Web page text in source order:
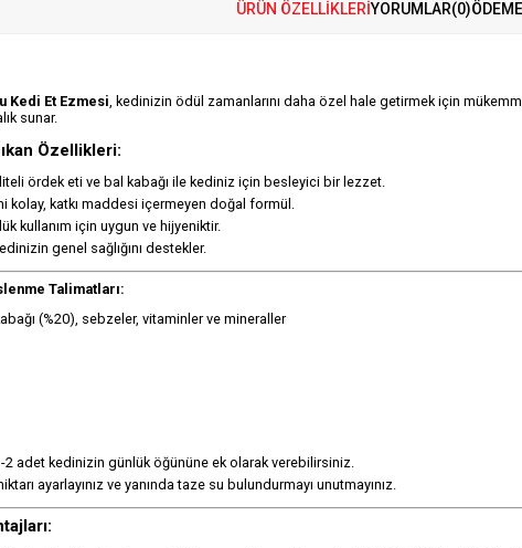
ÜRÜN ÖZELLIKLERIYORUMLAR(0)
Kedi Et Ezmesi , kedinizin ödül zamanlarını daha özel hale getirmek için
sunar.
Özellikleri:
ördek eti ve bal kabağı ile kediniz için besleyici bir lezzet.
kolay, katkı maddesi içermeyen doğal formül.
kullanım için uygun ve hijyeniktir.
genel sağlığını destekler.
Talimatları:
(%20), sebzeler, vitaminler ve mineraller
2 adet kedinizin günlük öğününe ek olarak verebilirsiniz.
ayarlayınız ve yanında taze su bulundurmayı unutmayınız.